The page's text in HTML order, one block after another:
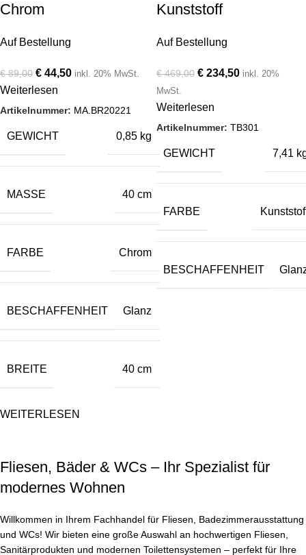
Chrom
Auf Bestellung
€89,00 € 44,50 inkl. 20% MwSt.
Weiterlesen
Artikelnummer: MA.BR20221
GEWICHT 0,85 kg
MASSE 40 cm
FARBE Chrom
BESCHAFFENHEIT Glanz
BREITE 40 cm
Kunststoff
Auf Bestellung
€469,00 € 234,50 inkl. 20%
MwSt.
Weiterlesen
Artikelnummer: TB301
GEWICHT 7,41
FARBE
BESCHAFFENHEIT
WEITERLESEN
Fliesen, Bäder & WCs – Ihr Spezialist für
modernes Wohnen
Willkommen in Ihrem Fachhandel für Fliesen, Badezimmerausstattung
und WCs! Wir bieten eine große Auswahl an hochwertigen Fliesen,
Sanitärprodukten und modernen Toilettensystemen – perfekt für Ihre